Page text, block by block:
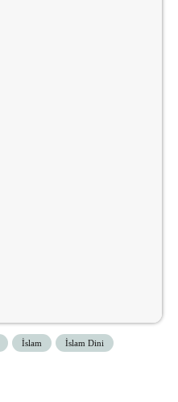
İslam İslam Dini